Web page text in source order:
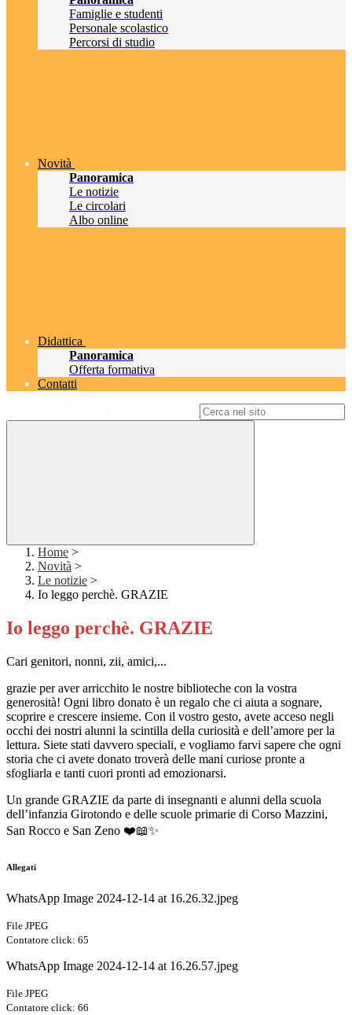
Famiglie e studenti
Personale scolastico
Percorsi di studio
Novità
Panoramica
Le notizie
Le circolari
Albo online
Didattica
Panoramica
Offerta formativa
Contatti
Home >
Novità >
Le notizie >
Io leggo perchè. GRAZIE
Io leggo perchè. GRAZIE
Cari genitori, nonni, zii, amici,...
grazie per aver arricchito le nostre biblioteche con la vostra
generosità! Ogni libro donato è un regalo che ci aiuta a sognare,
scoprire e crescere insieme. Con il vostro gesto, avete acceso negli
occhi dei nostri alunni la scintilla della curiosità e dell’amore per la
lettura. Siete stati davvero speciali, e vogliamo farvi sapere che ogni
storia che ci avete donato troverà delle mani curiose pronte a
sfogliarla e tanti cuori pronti ad emozionarsi.
Un grande GRAZIE da parte di insegnanti e alunni della scuola
dell’infanzia Girotondo e delle scuole primarie di Corso Mazzini,
San Rocco e San Zeno ❤️📖✨
Allegati
WhatsApp Image 2024-12-14 at 16.26.32.jpeg
File JPEG
Contatore click: 65
WhatsApp Image 2024-12-14 at 16.26.57.jpeg
File JPEG
Contatore click: 66